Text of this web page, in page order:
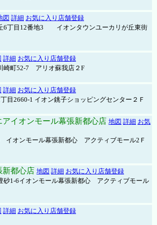
図 詳細 お気に入り店舗登録
6丁目12番地3 イオンタウンユーカリが丘東街
詳細 お気に入り店舗登録
崎町52-7 アリオ蘇我店２F
詳細 お気に入り店舗登録
目2660-1 イオン銚子ショッピングセンター２Ｆ
アイオンモール幕張新都心店 地図 詳細 お気
イオンモール幕張新都心 アクティブモール2Ｆ
新都心店 地図 詳細 お気に入り店舗登録
砂1-6イオンモール幕張新都心 アクティブモール
詳細 お気に入り店舗登録